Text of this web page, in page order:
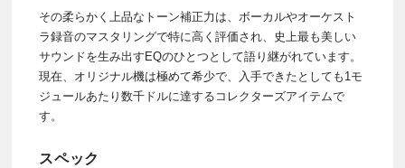
その柔らかく上品なトーン補正力は、ボーカルやオーケスト
ラ録音のマスタリングで特に高く評価され、史上最も美しい
サウンドを生み出すEQのひとつとして語り継がれています。
現在、オリジナル機は極めて希少で、入手できたとしても1モ
ジュールあたり数千ドルに達するコレクターズアイテムで
す。
スペック